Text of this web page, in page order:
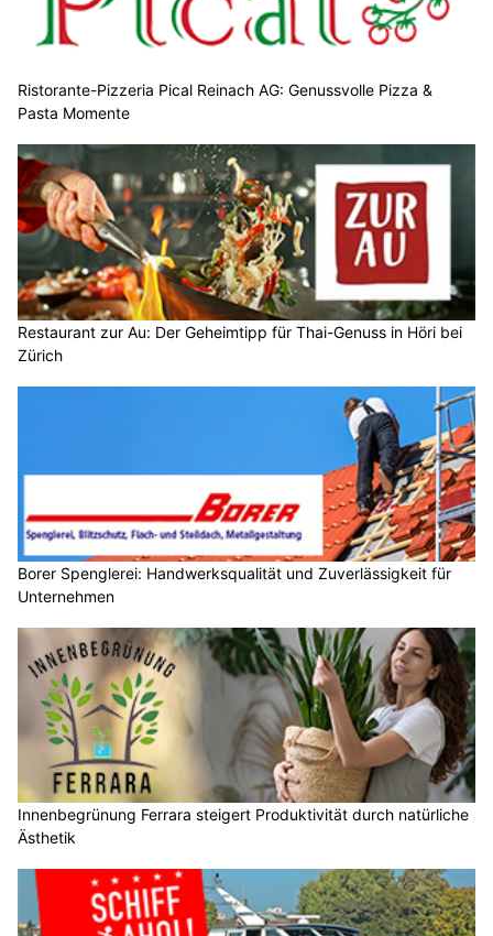
Ristorante-Pizzeria Pical Reinach AG: Genussvolle Pizza &
Pasta Momente
Restaurant zur Au: Der Geheimtipp für Thai-Genuss in Höri bei
Zürich
Borer Spenglerei: Handwerksqualität und Zuverlässigkeit für
Unternehmen
Innenbegrünung Ferrara steigert Produktivität durch natürliche
Ästhetik